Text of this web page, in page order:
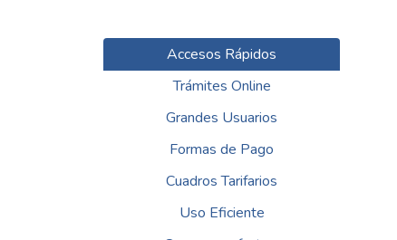
Accesos Rápidos
Trámites Online
Grandes Usuarios
Formas de Pago
Cuadros Tarifarios
Uso Eficiente